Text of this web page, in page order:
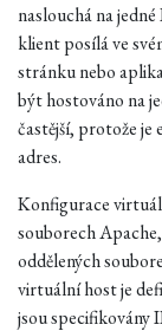
naslouchá na
klient posílá ve
stránku nebo
být hostováno na
častější, protože je
adres.
Konfigurace
souborech
oddělených
virtuální host je
jsou specifikovány